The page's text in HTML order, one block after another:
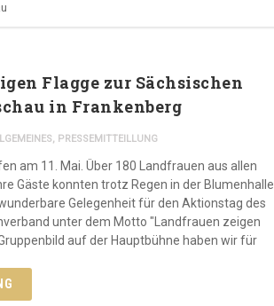
Flagge zur Sächsischen
in Frankenberg
, PRESSEMITTEILLUNG
am 11. Mai. Über 180 Landfrauen aus allen
Gäste konnten trotz Regen in der Blumenhalle
Gelegenheit für den Aktionstag des
unter dem Motto "Landfrauen zeigen
auf der Hauptbühne haben wir für